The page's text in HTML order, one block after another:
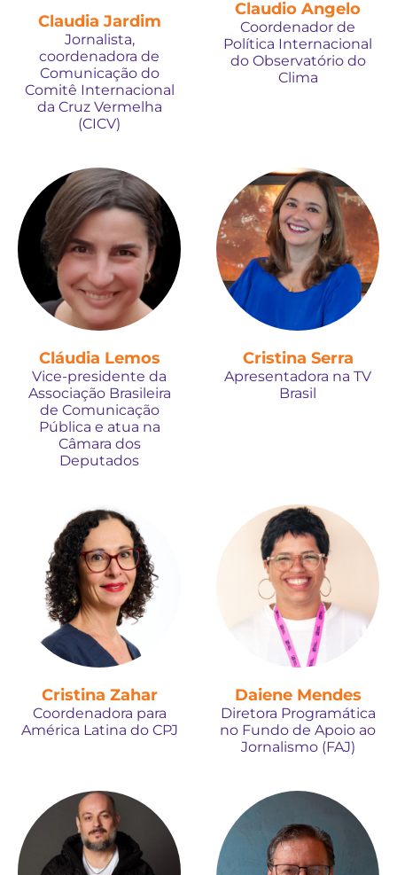
Claudia Jardim
Jornalista,
coordenadora de
Comunicação do
Comitê Internacional
da Cruz Vermelha
(CICV)
Claudio Angelo
Coordenador de
Política Internacional
do Observatório do
Clima
Cláudia Lemos
Vice-presidente da
Associação Brasileira
de Comunicação
Pública e atua na
Câmara dos
Deputados
Cristina Serra
Apresentadora na TV
Brasil
Cristina Zahar
Coordenadora para
América Latina do CPJ
Daiene Mendes
Diretora Programática
no Fundo de Apoio ao
Jornalismo (FAJ)